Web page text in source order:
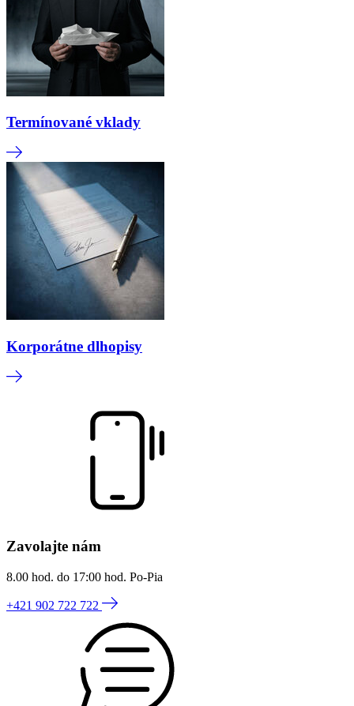
Termínované vklady
Korporátne dlhopisy
Zavolajte nám
8.00 hod. do 17:00 hod. Po-Pia
+421 902 722 722